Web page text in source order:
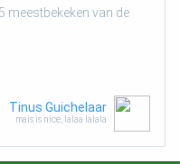
meestbekeken van de
Tinus Guichelaar
mais is nice, lalaa lalala